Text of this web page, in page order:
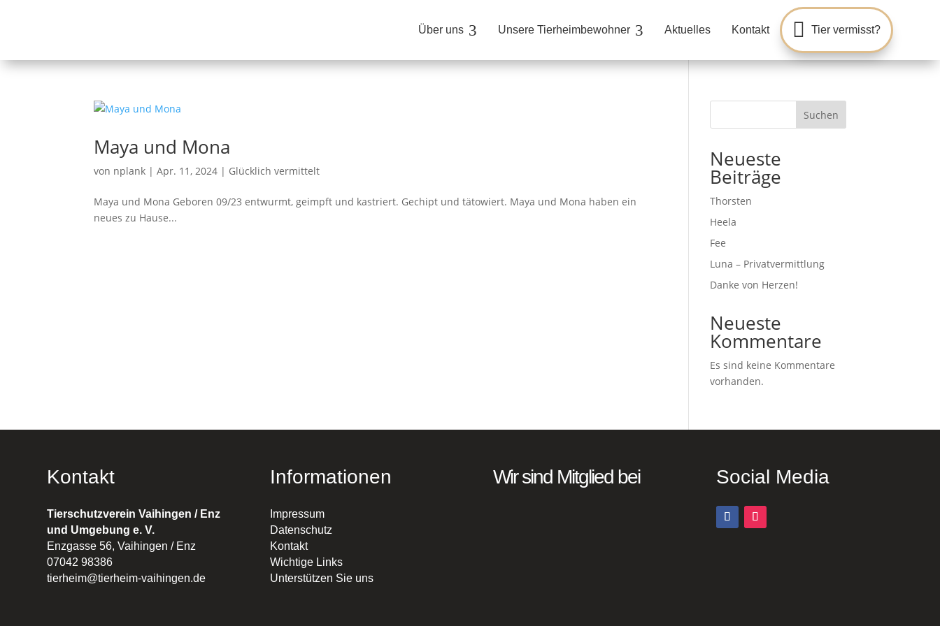
3
Über uns 3
Unsere Tierheimbewohner Aktuelles Kontakt  Tier vermisst?
Maya und Mona
von nplank |Apr. 11, 2024 | Glücklich vermittelt
Maya und Mona Geboren 09/23 entwurmt, geimpft und kastriert. Gechipt und tätowiert. Maya und Mona haben ein
neues zu Hause...
Suchen
Neueste
Beiträge
Thorsten
Heela
Fee
Luna – Privatvermittlung
Danke von Herzen!
Neueste
Kommentare
Es sind keine Kommentare
vorhanden.
Kontakt
Tierschutzverein Vaihingen / Enz
und Umgebung e. V.
Enzgasse 56, Vaihingen / Enz
07042 98386
tierheim@tierheim-vaihingen.de
Informationen
Impressum
Datenschutz
Kontakt
Wichtige Links
Unterstützen Sie uns
Wir sind Mitglied bei Social Media